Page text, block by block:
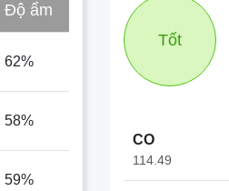
Độ ẩm
62%
58%
59%
Tốt
CO
114.49